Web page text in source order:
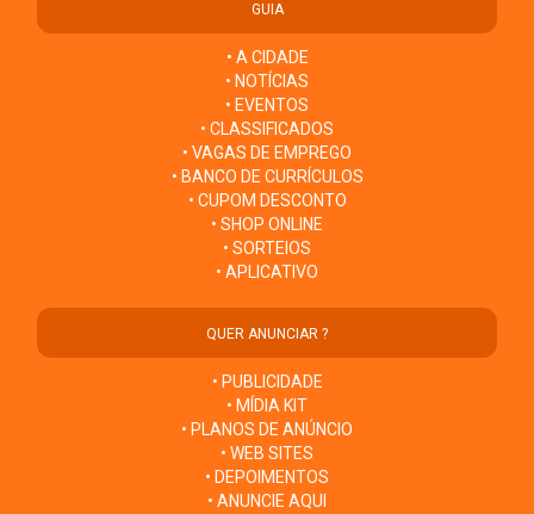
GUIA
• A CIDADE
• NOTÍCIAS
• EVENTOS
• CLASSIFICADOS
• VAGAS DE EMPREGO
• BANCO DE CURRÍCULOS
• CUPOM DESCONTO
• SHOP ONLINE
• SORTEIOS
• APLICATIVO
QUER ANUNCIAR ?
• PUBLICIDADE
• MÍDIA KIT
• PLANOS DE ANÚNCIO
• WEB SITES
• DEPOIMENTOS
• ANUNCIE AQUI